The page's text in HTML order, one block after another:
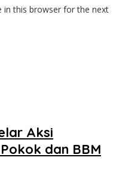
in this browser for the next
Aksi
dan BBM